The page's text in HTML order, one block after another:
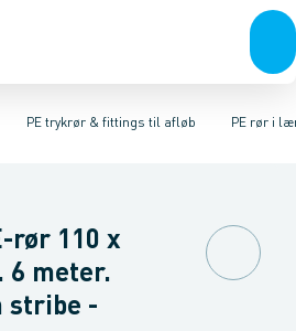
LinjeafvandingTanke,
PE trykrør & fittings til afløb
rør & fittingsAnlægsrør & fittings
PE rør i
PE EL vinklerPE EL T-stykker
rør 110 x
6 meter.
stribe -